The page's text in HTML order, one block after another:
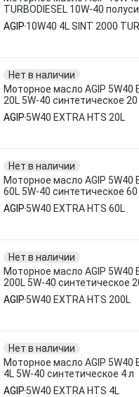
TURBODIESEL 10W-40
4 л
AGIP 10W40 4L SINT 2000
Нет в наличии
Моторное масло AGIP 5W40
20L 5W-40 синтетическое 20
AGIP 5W40 EXTRA HTS 20L
Нет в наличии
Моторное масло AGIP 5W40
60L 5W-40 синтетическое 60
AGIP 5W40 EXTRA HTS 60L
Нет в наличии
Моторное масло AGIP 5W40
200L 5W-40 синтетическое
AGIP 5W40 EXTRA HTS 200L
Нет в наличии
Моторное масло AGIP 5W40
4L 5W-40 синтетическое 4 л
AGIP 5W40 EXTRA HTS 4L